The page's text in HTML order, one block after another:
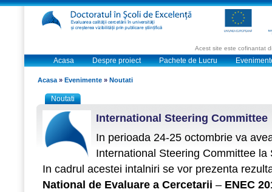
Acest site este cofinantat
Acasa Despre proiect Pachete de Lucru
Acasa » Evenimente » Noutati
Noutati
International Steering Committee
In perioada 24-25 octombrie va
International Steering Committee
In cadrul acestei intalniri se vor prezenta
National de Evaluare a Cercetarii – ENEC